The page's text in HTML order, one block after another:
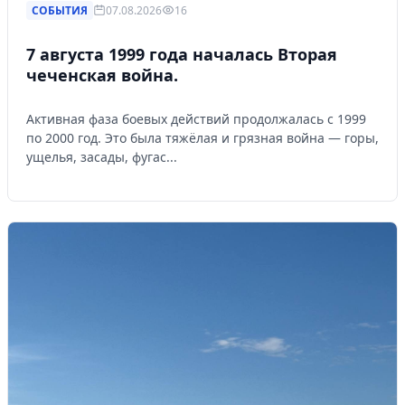
СОБЫТИЯ 07.08.2026 16
7 августа 1999 года началась Вторая
чеченская война.
Активная фаза боевых действий продолжалась с 1999
по 2000 год. Это была тяжёлая и грязная война — горы,
ущелья, засады, фугас...